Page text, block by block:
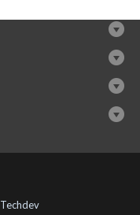
Techdev